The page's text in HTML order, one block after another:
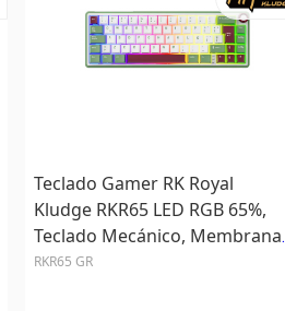
Teclado Gamer RK Royal
Kludge RKR65 LED RGB 65%,
Teclado Mecánico, Membrana,
Alámbrico, USB, Multicolor,
RKR65 GR